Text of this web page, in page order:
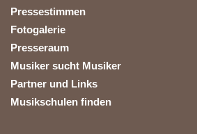
Pressestimmen
Fotogalerie
Presseraum
Musiker sucht Musiker
Partner und Links
Musikschulen finden